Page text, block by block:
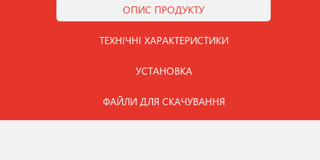
ОПИС ПРОДУКТУ
ТЕХНІЧНІ ХАРАКТЕРИСТИКИ
УСТАНОВКА
ФАЙЛИ ДЛЯ СКАЧУВАННЯ